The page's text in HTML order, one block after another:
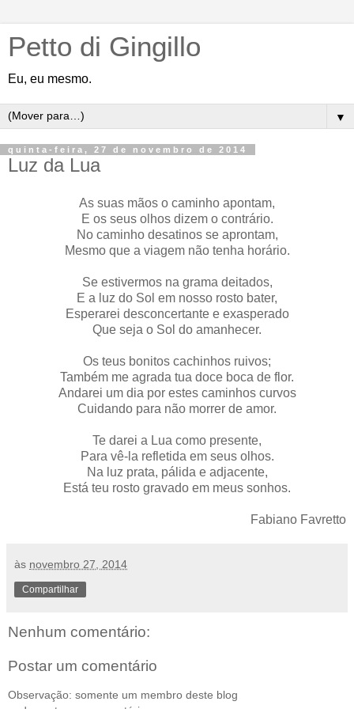
Petto di Gingillo
Eu, eu mesmo.
▼
quinta-feira, 27 de novembro de 2014
Luz da Lua
As suas mãos o caminho apontam,
E os seus olhos dizem o contrário.
No caminho desatinos se aprontam,
Mesmo que a viagem não tenha horário.
Se estivermos na grama deitados,
E a luz do Sol em nosso rosto bater,
Esperarei desconcertante e exasperado
Que seja o Sol do amanhecer.
Os teus bonitos cachinhos ruivos;
Também me agrada tua doce boca de flor.
Andarei um dia por estes caminhos curvos
Cuidando para não morrer de amor.
Te darei a Lua como presente,
Para vê-la refletida em seus olhos.
Na luz prata, pálida e adjacente,
Está teu rosto gravado em meus sonhos.
Fabiano Favretto
às novembro 27, 2014
Compartilhar
Nenhum comentário:
Postar um comentário
Observação: somente um membro deste blog